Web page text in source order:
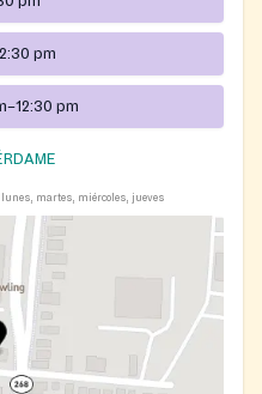
pm
pm
lunes, martes, miércoles, jueves